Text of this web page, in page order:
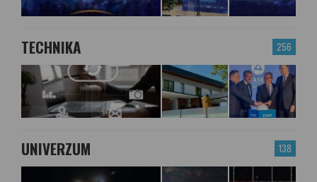
256
TECHNIKA
138
UNIVERZUM